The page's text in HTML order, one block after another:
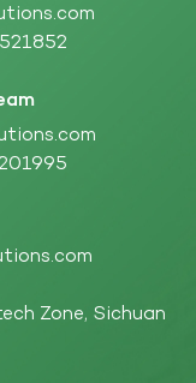
Zone, Sichuan